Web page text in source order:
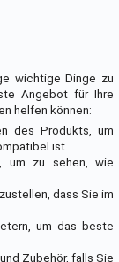
wichtige Dinge zu
Angebot für Ihre
helfen können:
des Produkts, um
ist.
um zu sehen, wie
dass Sie im
um das beste
Zubehör, falls Sie